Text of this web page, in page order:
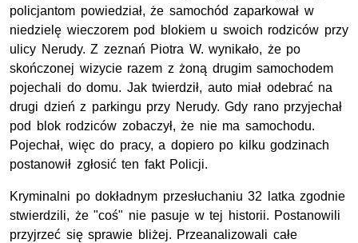
policjantom powiedział, że samochód zaparkował w
niedzielę wieczorem pod blokiem u swoich rodziców przy
ulicy Nerudy. Z zeznań Piotra W. wynikało, że po
skończonej wizycie razem z żoną drugim samochodem
pojechali do domu. Jak twierdził, auto miał odebrać na
drugi dzień z parkingu przy Nerudy. Gdy rano przyjechał
pod blok rodziców zobaczył, że nie ma samochodu.
Pojechał, więc do pracy, a dopiero po kilku godzinach
postanowił zgłosić ten fakt Policji.
Kryminalni po dokładnym przesłuchaniu 32 latka zgodnie
stwierdzili, że "coś" nie pasuje w tej historii. Postanowili
przyjrzeć się sprawie bliżej. Przeanalizowali całe